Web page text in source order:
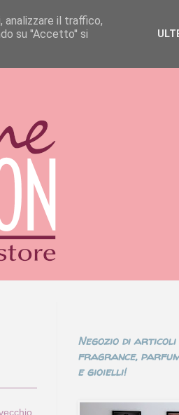
Negozio di articoli
fragrance,
e gioielli!
analizzare il traffico,
su ''Accetto'' si